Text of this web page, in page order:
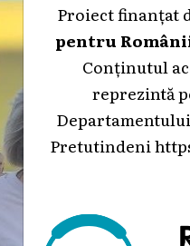
Proiect finanțat
pentru
Conținutul
reprezintă
Pretutindeni